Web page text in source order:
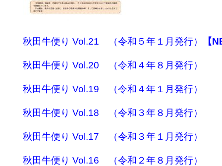
秋田牛便り Vol.21 （令和５年１月発行） 【
秋田牛便り Vol.20 （令和４年８月発行）
秋田牛便り Vol.19 （令和４年１月発行）
秋田牛便り Vol.18 （令和３年８月発行）
秋田牛便り Vol.17 （令和３年１月発行）
秋田牛便り Vol.16 （令和２年８月発行）